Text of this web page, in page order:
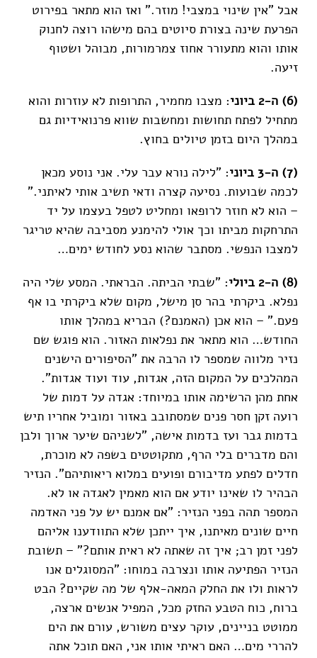
אבל "אין שינוי במצבי! מוזר." ואז הוא מתאר בפירוט
הפרעת שינה בצורת סיוטים בהם מישהו רוצה לחנוק
אותו והוא מתעורר אחוז צמרמורות, מבוהל ושטוף
זיעה.
(6) ה-2 ביוני
: מצבו מחמיר, התרופות לא עוזרות והוא
מתחיל לפתח תחושות ומחשבות שווא פרנואידיות גם
במהלך היום בזמן טיולים בחוץ.
(7) ה-3 ביוני
: "לילה נורא עבר עלי. אני נוסע מכאן
לכמה שבועות. נסיעה קצרה ודאי תשיב אותי לאיתני."
– הוא לא חוזר לרופאו ומחליט לטפל בעצמו על יד
התרחקות מביתו וכך אולי להימנע מסביבה שהיא טריגר
למצבו הנפשי. מסתבר שהוא נסע לחודש ימים…
(8) ה-2 ביולי
: "שבתי הביתה. הבראתי. המסע שלי היה
נפלא. ביקרתי בהר סן מישל, מקום שלא ביקרתי בו אף
פעם." – הוא אכן (האמנם?) הבריא במהלך אותו
החודש… הוא מתאר את נפלאות האזור. הוא פוגש שם
נזיר מלווה שמספר לו הרבה את "הסיפורים הישנים
המהלכים על המקום הזה, אגדות, עוד ועוד אגדות".
אחת מהן הרשימה אותו במיוחד: אגדה על דמות של
רועה זקן חסר פנים שמסתובב באזור ומוביל אחריו תיש
בדמות גבר ועז בדמות אישה, "לשניהם שיער ארוך ולבן
והם מדברים בלי הרף, מתקוטטים בשפה לא מוכרת,
חדלים לפתע מדיבורם ופועים במלוא ריאותיהם". הנזיר
הבהיר לו שאינו יודע אם הוא מאמין לאגדה או לא.
המספר תהה בפני הנזיר: "אם אמנם יש על פני האדמה
חיים שונים מאיתנו, איך ייתכן שלא התוודענו אליהם
לפני זמן רב; איך זה שאתה לא ראית אותם?" – תשובת
הנזיר הפתיעה אותו ונצרבה במוחו: "המסוגלים אנו
לראות ולו את החלק המאה-אלף של מה שקיים? הבט
ברוח, כוח הטבע החזק מכל, המפיל אנשים ארצה,
ממוטט בניינים, עוקר עצים משורש, עורם את הים
להררי מים… האם ראיתי אותו אני, האם תוכל אתה